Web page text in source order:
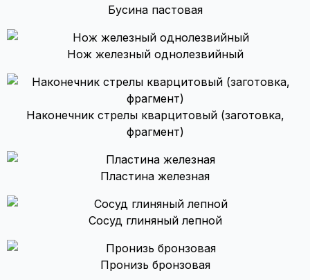
Бусина пастовая
Нож железный однолезвийный
Наконечник стрелы кварцитовый (заготовка,
фрагмент)
Пластина железная
Сосуд глиняный лепной
Пронизь бронзовая